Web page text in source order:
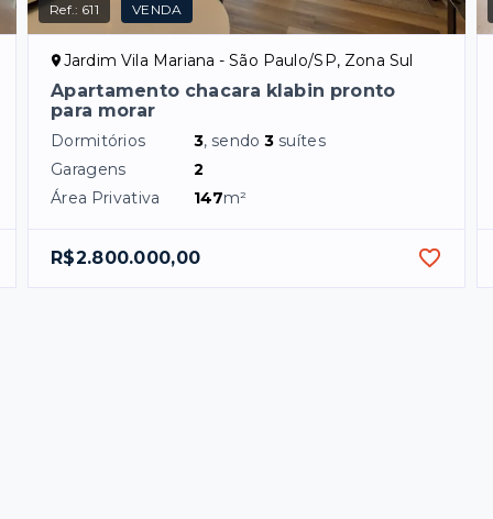
Ref.: 611 VENDA
Jardim Vila Mariana - São Paulo/SP, Zona Sul
Apartamento chacara klabin pronto
para morar
Dormitórios 3, sendo3 suítes
Garagens
2
Área Privativa
147m²
R$2.800.000,00